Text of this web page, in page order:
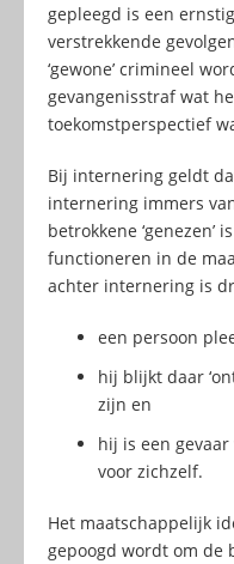
gepleegd is een
verstrekkende
‘gewone’ crimineel
gevangenisstraf wat
toekomstperspectief
Bij internering geldt
internering immers
betrokkene ‘genezen’
functioneren in de
achter internering is
een persoon
hij blijkt daar
zijn en
hij is een
voor zichzelf.
Het maatschappelijk
gepoogd wordt om de